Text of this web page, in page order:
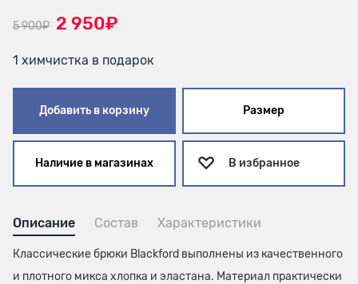
5 900₽ 2 950₽
1 химчистка в подарок
Добавить в корзину Размер
Наличие в магазинах В избранное
Описание Состав Характеристики
Классические брюки Blackford выполнены из качественного
и плотного микса хлопка и эластана. Материал практически